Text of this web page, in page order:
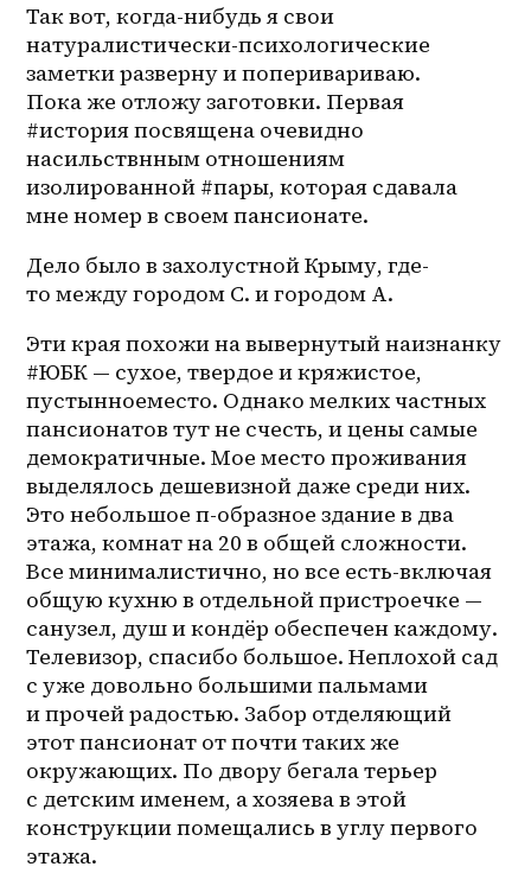
Так вот, когда-нибудь я свои
натуралистически-психологические
заметки разверну и попериваривaю.
Пока же отложу заготовки. Первая
#история посвящена очевидно
насильствнным отношениям
изолированной #пары, которая сдавала
мне номер в своем пансионате.
Дело было в захолустной Крыму, где-
то между городом С. и городом А.
Эти края похожи на вывернутый наизнанку
#ЮБК — сухое, твердое и кряжистое,
пустынноеместо. Однако мелких частных
пансионатов тут не счесть, и цены самые
демократичные. Мое место проживания
выделялось дешевизной даже среди них.
Это небольшое п-образное здание в два
этажа, комнат на 20 в общей сложности.
Все минималистично, но все есть-включая
общую кухню в отдельной пристроечке —
санузел, душ и кондёр обеспечен каждому.
Телевизор, спасибо большое. Неплохой сад
с уже довольно большими пальмами
и прочей радостью. Забор отделяющий
этот пансионат от почти таких же
окружающих. По двору бегала терьер
с детским именем, а хозяева в этой
конструкции помещались в углу первого
этажа.